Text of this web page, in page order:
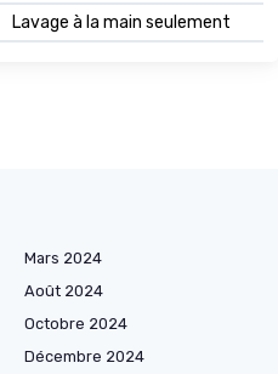
Lavage à la main seulement
Mars 2024
Août 2024
Octobre 2024
Décembre 2024